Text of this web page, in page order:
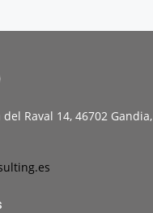
Raval 14, 46702 Gandia,